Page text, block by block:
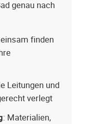
genau nach
finden
Leitungen und
verlegt
: Materialien,